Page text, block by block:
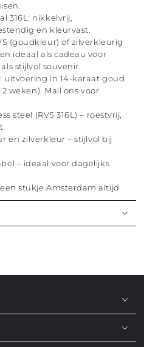
316L: nikkelvrij,
en kleurvast.
(goudkleur) of zilverkleurig
ideaal als cadeau voor
stijlvol souvenir.
uitvoering in 14-karaat goud
weken). Mail ons voor
steel (RVS 316L) – roestvrij,
en zilverkleur – stijlvol bij
– ideaal voor dagelijks
stukje Amsterdam altijd
met Amsterdam
een sieraad, maar een